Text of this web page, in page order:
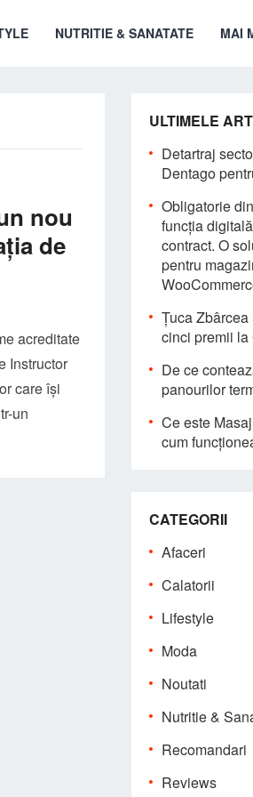
NUTRITIE & SANATATE MAI
nou
de
acreditate
Instructor
care își
un
ULTIMELE
Detartraj
Dentago
Obligatorie
funcția
contract. O
pentru
Țuca
cinci premii la
De ce
panourilor
Ce este
cum
CATEGORII
Afaceri
Calatorii
Lifestyle
Moda
Noutati
Nutritie &
Recomandari
Reviews